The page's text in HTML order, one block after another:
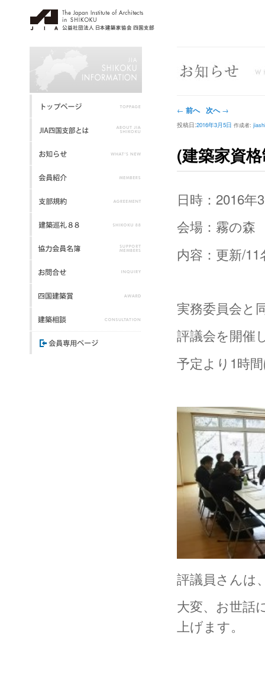
投稿ナビゲーション
← 前へ 次へ→
(建築家資
投稿日:2016年3月5日 作成者:
日時：2016
会場：霧の
内容：更新/
実務委員会と
評議会を開催
予定より1時
評議員さんは
大変、お世話
上げます。